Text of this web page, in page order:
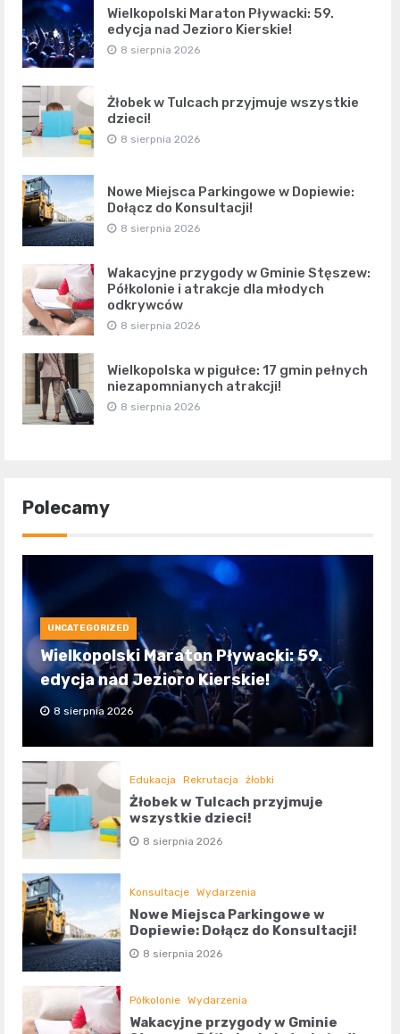
Wielkopolski Maraton Pływacki: 59.
edycja nad Jezioro Kierskie!
8 sierpnia 2026
Żłobek w Tulcach przyjmuje wszystkie
dzieci!
8 sierpnia 2026
Nowe Miejsca Parkingowe w Dopiewie:
Dołącz do Konsultacji!
8 sierpnia 2026
Wakacyjne przygody w Gminie Stęszew:
Półkolonie i atrakcje dla młodych
odkrywców
8 sierpnia 2026
Wielkopolska w pigułce: 17 gmin pełnych
niezapomnianych atrakcji!
8 sierpnia 2026
Polecamy
UNCATEGORIZED
Wielkopolski Maraton Pływacki: 59.
edycja nad Jezioro Kierskie!
8 sierpnia 2026
Edukacja Rekrutacja żłobki
Żłobek w Tulcach przyjmuje
wszystkie dzieci!
8 sierpnia 2026
Konsultacje Wydarzenia
Nowe Miejsca Parkingowe w
Dopiewie: Dołącz do Konsultacji!
8 sierpnia 2026
Półkolonie Wydarzenia
Wakacyjne przygody w Gminie